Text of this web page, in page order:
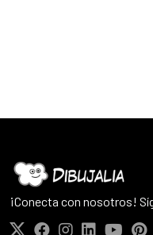
¡Conecta con nosotros!